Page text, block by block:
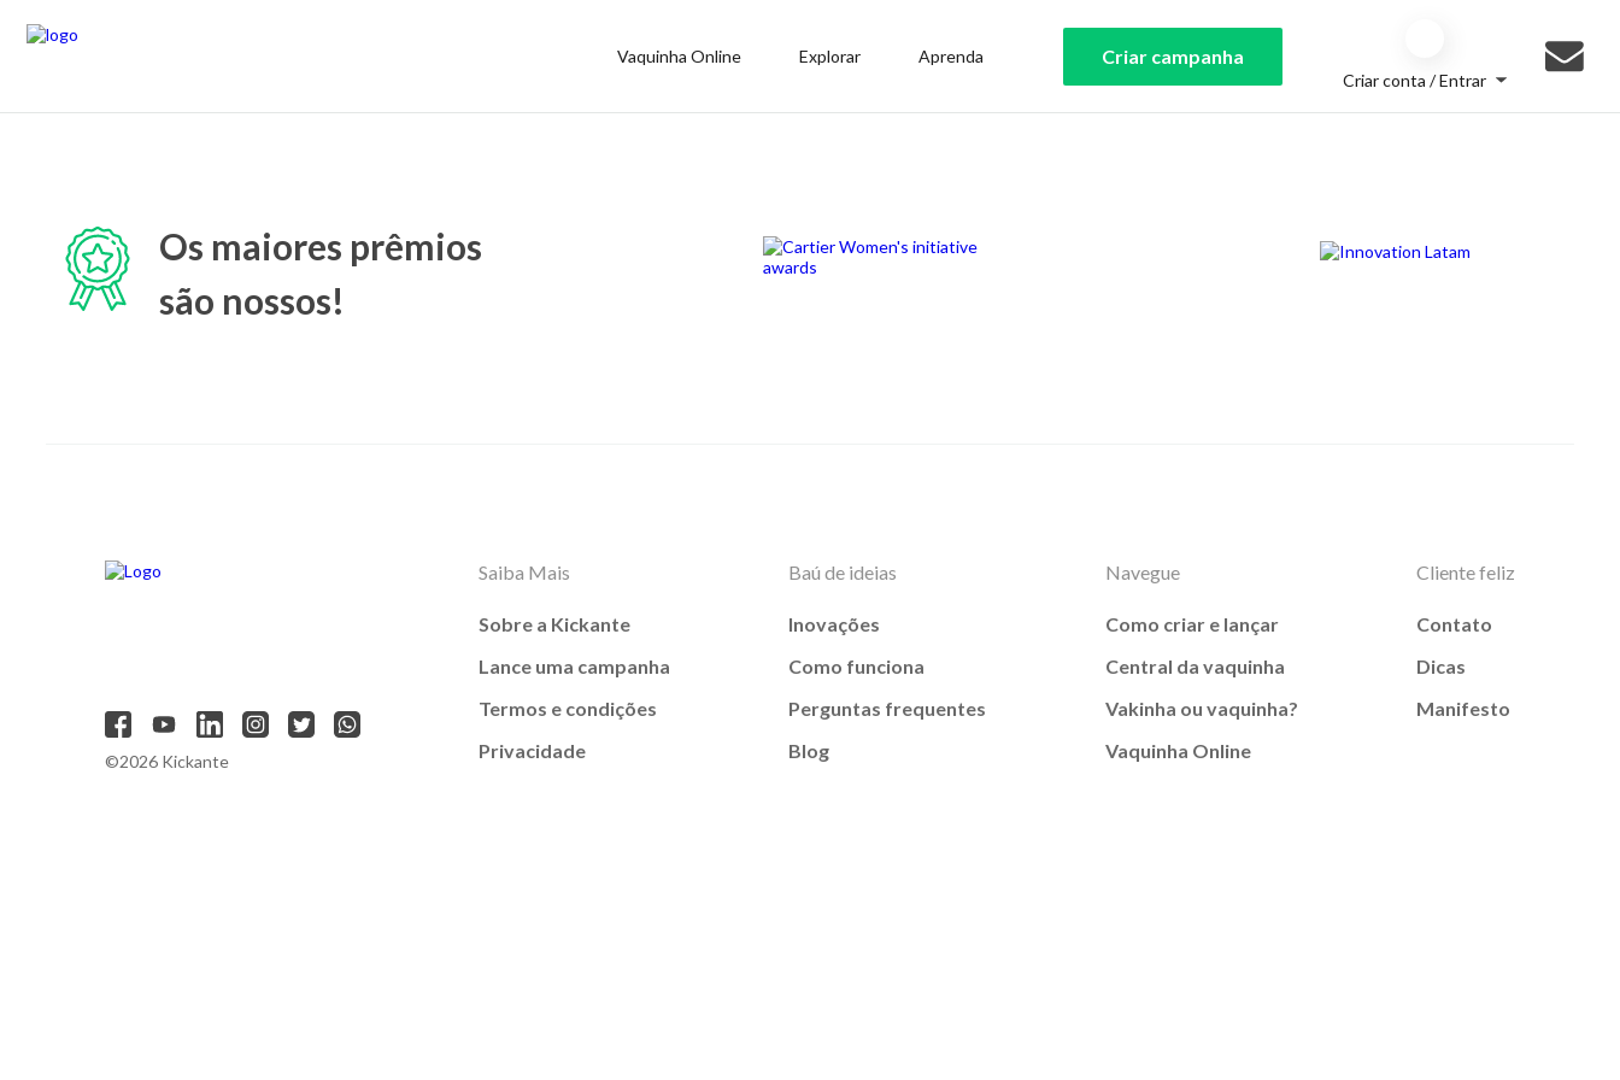
Vaquinha Online Explorar Aprenda Criar campanha
Criar conta / Entrar
Os maiores prêmios
são nossos!
©2026 Kickante
Saiba Mais
Sobre a Kickante
Lance uma campanha
Termos e condições
Privacidade
Baú de ideias
Inovações
Como funciona
Perguntas frequentes
Blog
Navegue
Como criar e lançar
Central da vaquinha
Vakinha ou vaquinha?
Vaquinha Online
Cliente feliz
Contato
Dicas
Manifesto